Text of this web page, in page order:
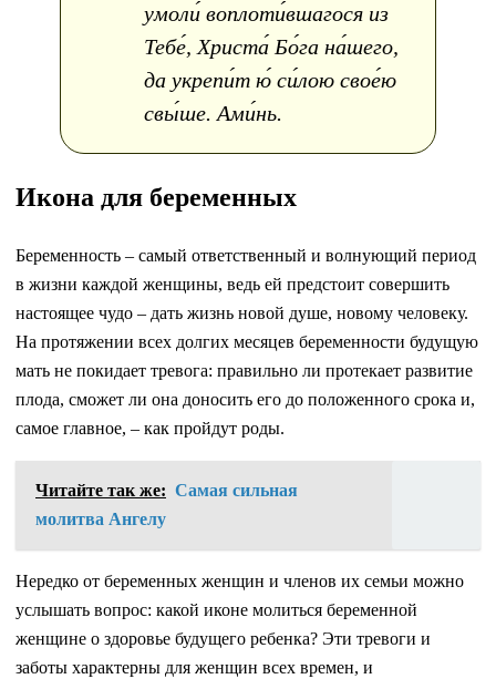
умоли́ воплоти́вшагося из
Тебе́, Христа́ Бо́га на́шего,
да укрепи́т ю́ си́лою свое́ю
свы́ше. Ами́нь.
Икона для беременных
Беременность – самый ответственный и волнующий период
в жизни каждой женщины, ведь ей предстоит совершить
настоящее чудо – дать жизнь новой душе, новому человеку.
На протяжении всех долгих месяцев беременности будущую
мать не покидает тревога: правильно ли протекает развитие
плода, сможет ли она доносить его до положенного срока и,
самое главное, – как пройдут роды.
Читайте так же: Самая сильная
молитва Ангелу
Нередко от беременных женщин и членов их семьи можно
услышать вопрос: какой иконе молиться беременной
женщине о здоровье будущего ребенка? Эти тревоги и
заботы характерны для женщин всех времен, и